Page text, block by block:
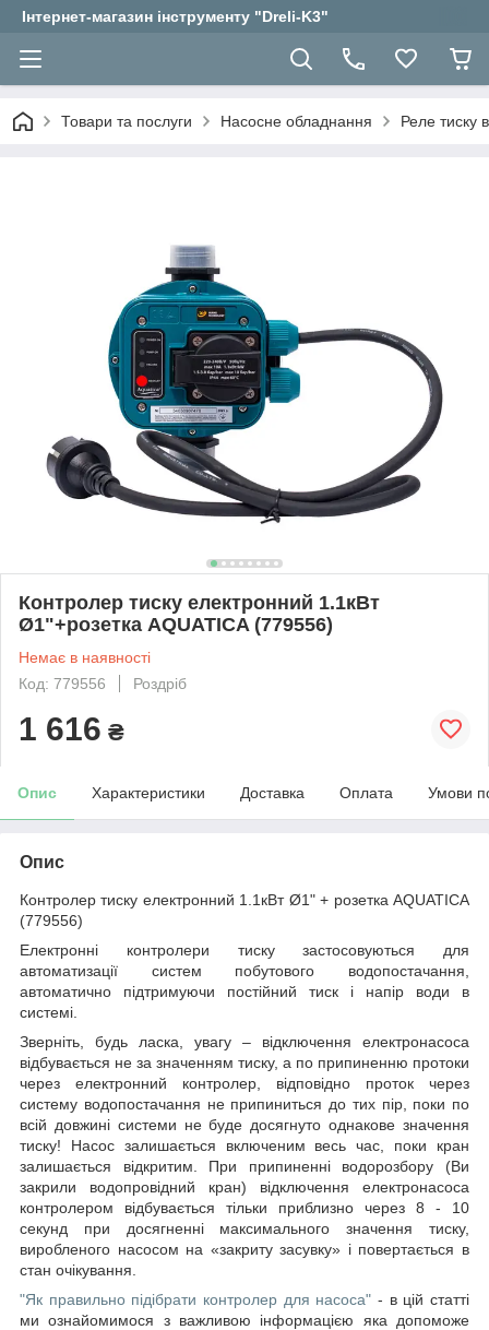
Інтернет-магазин інструменту "Dreli-K3"
Товари та послуги Насосне обладнання Реле тиску
Контролер тиску електронний 1.1кВт
Ø1"+розетка AQUATICA (779556)
Немає в наявності
Код: 779556
Роздріб
1 616 ₴
Опис Характеристики Доставка Оплата Умови
Опис
Контролер тиску електронний 1.1кВт Ø1" + розетка AQUATICA
(779556)
Електронні контролери тиску застосовуються для
автоматизації систем побутового водопостачання,
автоматично підтримуючи постійний тиск і напір води в
системі.
Зверніть, будь ласка, увагу – відключення електронасоса
відбувається не за значенням тиску, а по припиненню протоки
через електронний контролер, відповідно проток через
систему водопостачання не припиниться до тих пір, поки по
всій довжині системи не буде досягнуто однакове значення
тиску! Насос залишається включеним весь час, поки кран
залишається відкритим. При припиненні водорозбору (Ви
закрили водопровідний кран) відключення електронасоса
контролером відбувається тільки приблизно через 8 - 10
секунд при досягненні максимального значення тиску,
виробленого насосом на «закриту засувку» і повертається в
стан очікування.
"Як правильно підібрати контролер для насоса" - в цій статті
ми ознайомимося з важливою інформацією яка допоможе